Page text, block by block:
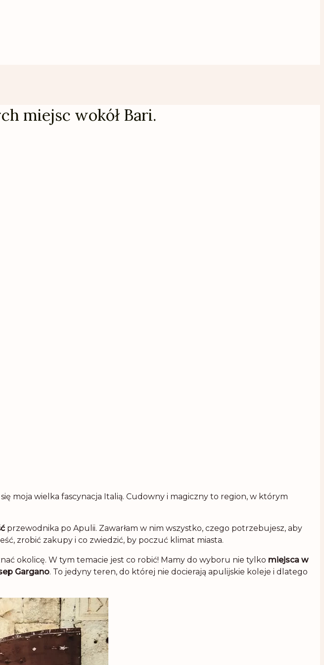
miejsc wokół Bari.
moja wielka fascynacja Italią. Cudowny i magiczny to region, w którym
przewodnika po Apulii. Zawarłam w nim wszystko, czego potrzebujesz, aby
zrobić zakupy i co zwiedzić, by poczuć klimat miasta.
okolicę. W tym temacie jest co robić! Mamy do wyboru nie tylko miejsca w
Gargano. To jedyny teren, do której nie docierają apulijskie koleje i dlatego